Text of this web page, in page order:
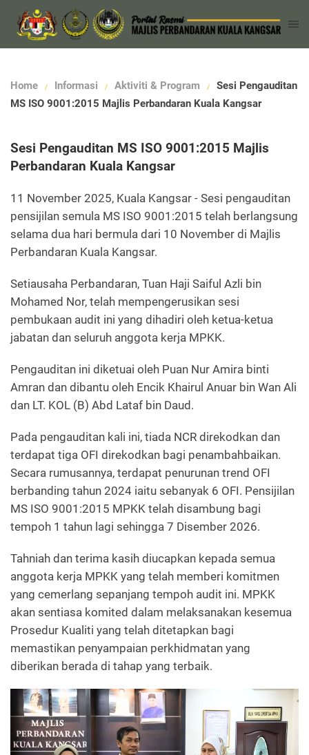
Home Informasi Aktiviti & Program
Sesi Pengauditan
MS ISO 9001:2015 Majlis Perbandaran Kuala Kangsar
Sesi Pengauditan MS ISO 9001:2015 Majlis
Perbandaran Kuala Kangsar
11 November 2025, Kuala Kangsar - Sesi pengauditan
pensijilan semula MS ISO 9001:2015 telah berlangsung
selama dua hari bermula dari 10 November di Majlis
Perbandaran Kuala Kangsar.
Setiausaha Perbandaran, Tuan Haji Saiful Azli bin
Mohamed Nor, telah mempengerusikan sesi
pembukaan audit ini yang dihadiri oleh ketua-ketua
jabatan dan seluruh anggota kerja MPKK.
Pengauditan ini diketuai oleh Puan Nur Amira binti
Amran dan dibantu oleh Encik Khairul Anuar bin Wan Ali
dan LT. KOL (B) Abd Lataf bin Daud.
Pada pengauditan kali ini, tiada NCR direkodkan dan
terdapat tiga OFI direkodkan bagi penambahbaikan.
Secara rumusannya, terdapat penurunan trend OFI
berbanding tahun 2024 iaitu sebanyak 6 OFI. Pensijilan
MS ISO 9001:2015 MPKK telah disambung bagi
tempoh 1 tahun lagi sehingga 7 Disember 2026.
Tahniah dan terima kasih diucapkan kepada semua
anggota kerja MPKK yang telah memberi komitmen
yang cemerlang sepanjang tempoh audit ini. MPKK
akan sentiasa komited dalam melaksanakan kesemua
Prosedur Kualiti yang telah ditetapkan bagi
memastikan penyampaian perkhidmatan yang
diberikan berada di tahap yang terbaik.